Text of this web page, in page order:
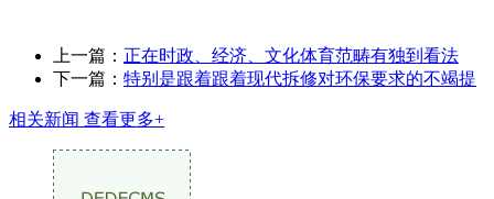
上一篇： 正在时政、经济、文化体育范畴有独到看法
下一篇： 特别是跟着跟着现代拆修对环保要求的不竭提
相关新闻 查看更多+